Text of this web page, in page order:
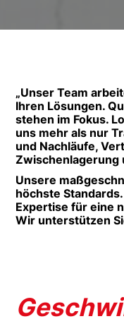
„Unser Team
Ihren Lösungen.
stehen im Fokus.
uns mehr als nur
und Nachläufe,
Zwischenlagerung
Unsere
höchste
Expertise für eine
Wir unterstützen